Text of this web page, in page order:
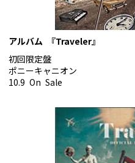
アルバム 『Traveler』
初回限定盤
ポニーキャニオン
10.9 On Sale